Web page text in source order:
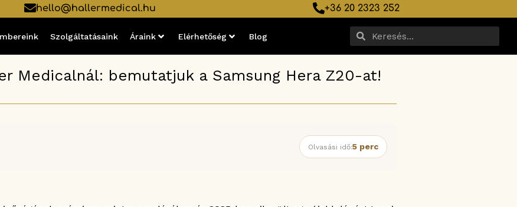
hello@hallermedical.hu +36 20 2323 252
Szolgáltatásaink Áraink Elérhetőség Blog
Medicalnál: bemutatjuk a Samsung Hera Z20-at!
Olvasási idő:5 perc